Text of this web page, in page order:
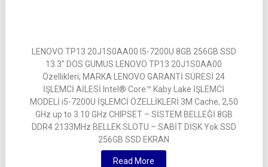
LENOVO TP13 20J1S0AA00 I5-7200U 8GB 256GB SSD
13.3″ DOS GUMUS LENOVO TP13 20J1S0AA00
Özellikleri; MARKA LENOVO GARANTİ SÜRESİ 24
İŞLEMCİ AİLESİ Intel® Core™ Kaby Lake İŞLEMCİ
MODELİ i5-7200U İŞLEMCİ ÖZELLİKLERİ 3M Cache, 2,50
GHz up to 3.10 GHz CHIPSET – SİSTEM BELLEĞİ 8GB
DDR4 2133MHz BELLEK SLOTU – SABİT DİSK Yok SSD
256GB SSD EKRAN
Read More